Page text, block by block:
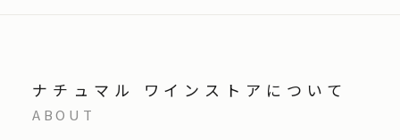
ナチュマル ワインストアについて
ABOUT